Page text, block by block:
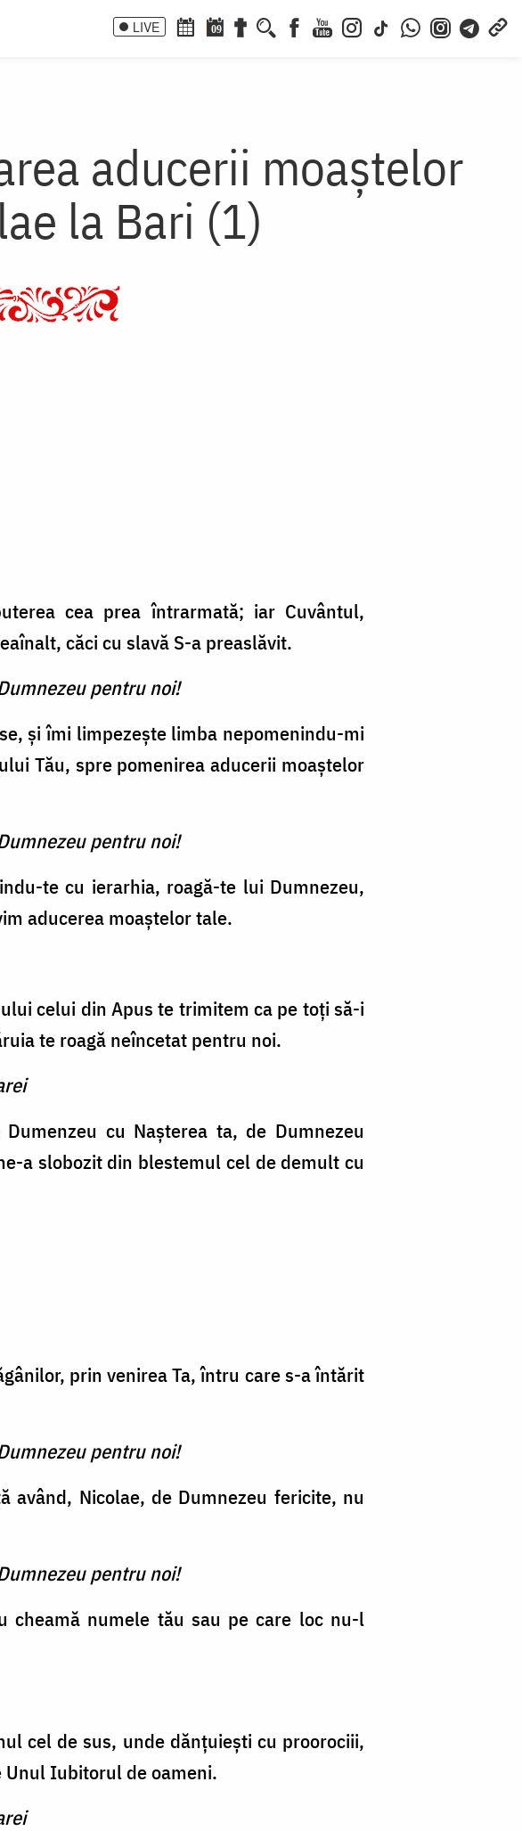
LIVE 09
aducerii moaștelor
la Bari (1)
cea prea întrarmată; iar Cuvântul,
căci cu slavă S-a preaslăvit.
pentru noi!
și îmi limpezește limba nepomenindu-mi
Tău, spre pomenirea aducerii moaștelor
pentru noi!
te cu ierarhia, roagă-te lui Dumnezeu,
aducerea moaștelor tale.
celui din Apus te trimitem ca pe toți să-i
te roagă neîncetat pentru noi.
cu Nașterea ta, de Dumnezeu
a slobozit din blestemul cel de demult cu
prin venirea Ta, întru care s-a întărit
pentru noi!
având, Nicolae, de Dumnezeu fericite, nu
pentru noi!
cheamă numele tău sau pe care loc nu-l
cel de sus, unde dănțuiești cu proorociii,
Iubitorul de oameni.